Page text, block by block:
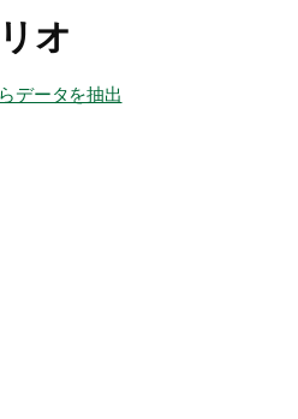
オ
データを抽出